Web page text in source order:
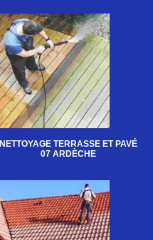
NETTOYAGE TERRASSE ET PAVÉ
07 ARDÈCHE